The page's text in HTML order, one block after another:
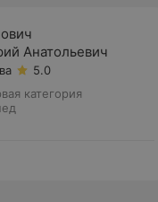
Анатольевич
5.0
категория